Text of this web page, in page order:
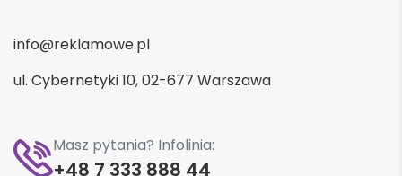
info@reklamowe.pl
ul. Cybernetyki 10, 02-677 Warszawa
Masz pytania? Infolinia:
+48 7 333 888 44